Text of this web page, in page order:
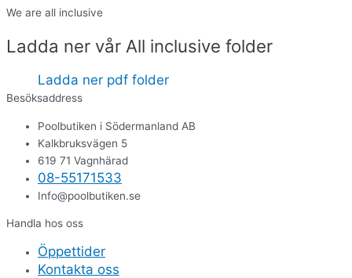
We are all inclusive
Ladda ner vår All inclusive folder
Ladda ner pdf folder
Besöksaddress
Poolbutiken i Södermanland AB
Kalkbruksvägen 5
619 71 Vagnhärad
08-55171533
Info@poolbutiken.se
Handla hos oss
Öppettider
Kontakta oss